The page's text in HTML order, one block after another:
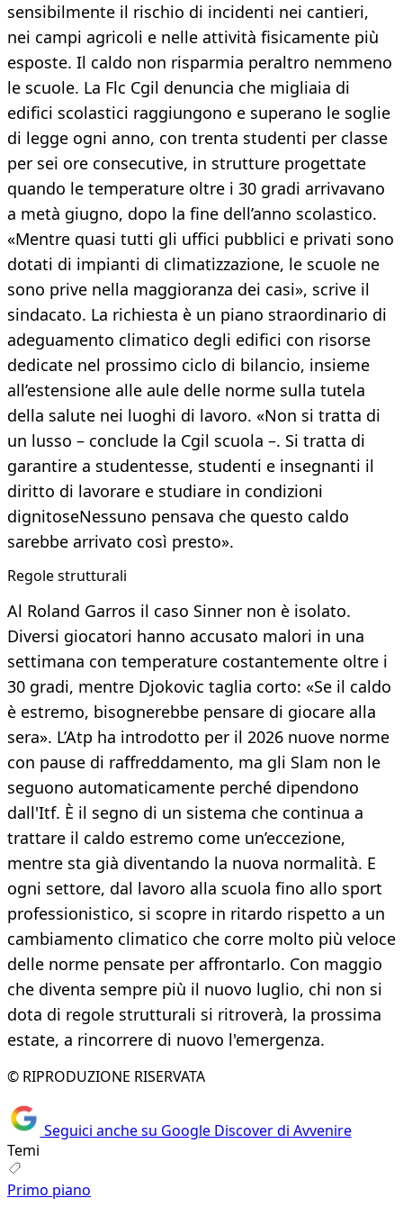
sensibilmente il rischio di incidenti nei cantieri,
nei campi agricoli e nelle attività fisicamente più
esposte. Il caldo non risparmia peraltro nemmeno
le scuole. La Flc Cgil denuncia che migliaia di
edifici scolastici raggiungono e superano le soglie
di legge ogni anno, con trenta studenti per classe
per sei ore consecutive, in strutture progettate
quando le temperature oltre i 30 gradi arrivavano
a metà giugno, dopo la fine dell’anno scolastico.
«Mentre quasi tutti gli uffici pubblici e privati sono
dotati di impianti di climatizzazione, le scuole ne
sono prive nella maggioranza dei casi», scrive il
sindacato. La richiesta è un piano straordinario di
adeguamento climatico degli edifici con risorse
dedicate nel prossimo ciclo di bilancio, insieme
all’estensione alle aule delle norme sulla tutela
della salute nei luoghi di lavoro. «Non si tratta di
un lusso – conclude la Cgil scuola –. Si tratta di
garantire a studentesse, studenti e insegnanti il
diritto di lavorare e studiare in condizioni
dignitoseNessuno pensava che questo caldo
sarebbe arrivato così presto».
Regole strutturali
Al Roland Garros il caso Sinner non è isolato.
Diversi giocatori hanno accusato malori in una
settimana con temperature costantemente oltre i
30 gradi, mentre Djokovic taglia corto: «Se il caldo
è estremo, bisognerebbe pensare di giocare alla
sera». L’Atp ha introdotto per il 2026 nuove norme
con pause di raffreddamento, ma gli Slam non le
seguono automaticamente perché dipendono
dall'Itf. È il segno di un sistema che continua a
trattare il caldo estremo come un’eccezione,
mentre sta già diventando la nuova normalità. E
ogni settore, dal lavoro alla scuola fino allo sport
professionistico, si scopre in ritardo rispetto a un
cambiamento climatico che corre molto più veloce
delle norme pensate per affrontarlo. Con maggio
che diventa sempre più il nuovo luglio, chi non si
dota di regole strutturali si ritroverà, la prossima
estate, a rincorrere di nuovo l'emergenza.
© RIPRODUZIONE RISERVATA
Seguici anche su Google Discover di Avvenire
Temi
Primo piano